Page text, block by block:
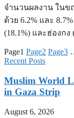
จำนวนผลงาน ใน
ด้วย 6.2% และ
(18.1%) และฮ่องกง
Page1 Page2 Page3
Recent Posts
Muslim World
in Gaza Strip
August 6, 2026